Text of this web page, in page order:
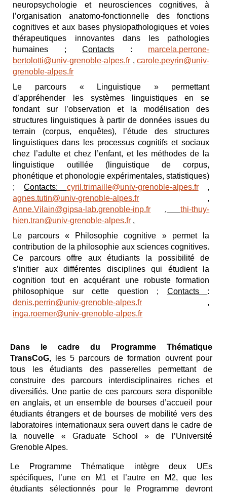
neuropsychologie et neurosciences cognitives, à
l’organisation anatomo-fonctionnelle des fonctions
cognitives et aux bases physiopathologiques et voies
thérapeutiques innovantes dans les pathologies
humaines ;Contacts : marcela.perrone-
bertolotti@univ-grenoble-alpes.fr ,carole.peyrin@univ-
grenoble-alpes.fr
Le parcours « Linguistique » permettant
d’appréhender les systèmes linguistiques en se
fondant sur l’observation et la modélisation des
structures linguistiques à partir de données issues du
terrain (corpus, enquêtes), l’étude des structures
linguistiques dans les processus cognitifs et sociaux
chez l’adulte et chez l’enfant, et les méthodes de la
linguistique outillée (linguistique de corpus,
phonétique et phonologie expérimentales, statistiques)
;Contacts: cyril.trimaille@univ-grenoble-alpes.fr
,
agnes.tutin@univ-grenoble-alpes.fr
,
Anne.Vilain@gipsa-lab.grenoble-inp.fr
,thi-thuy-
hien.tran@univ-grenoble-alpes.fr .
Le parcours « Philosophie cognitive » permet la
contribution de la philosophie aux sciences cognitives.
Ce parcours offre aux étudiants la possibilité de
s’initier aux différentes disciplines qui étudient la
cognition tout en acquérant une robuste formation
philosophique sur cette question ; Contacts :
denis.perrin@univ-grenoble-alpes.fr ,
inga.roemer@univ-grenoble-alpes.fr
Dans le cadre du Programme Thématique
TransCoG, les 5 parcours de formation ouvrent pour
tous les étudiants des passerelles permettant de
construire des parcours interdisciplinaires riches et
diversifiés. Une partie de ces parcours sera disponible
en anglais, et un ensemble de bourses d’accueil pour
étudiants étrangers et de bourses de mobilité vers des
laboratoires internationaux sera ouvert dans le cadre de
la nouvelle « Graduate School » de l’Université
Grenoble Alpes.
Le Programme Thématique intègre deux UEs
spécifiques, l’une en M1 et l’autre en M2, que les
étudiants sélectionnés pour le Programme devront